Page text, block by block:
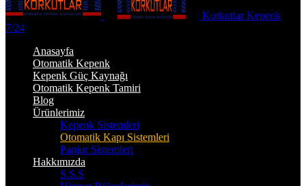
Korkutlar Kepenk
7/24
Anasayfa
Otomatik Kepenk
Kepenk Güç Kaynağı
Otomatik Kepenk Tamiri
Blog
Ürünlerimiz
Kepenk Sistemleri
Otomatik Kapı Sistemleri
Panjur Sistemleri
Hakkımızda
S.S.S